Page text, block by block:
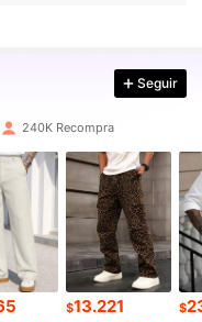
Seguir
240K Recompra
$13.221 $